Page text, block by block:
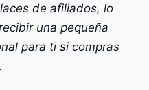
de afiliados, lo
una pequeña
para ti si compras